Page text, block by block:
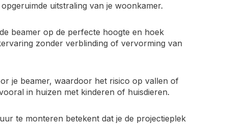
uitstraling van je woonkamer.
beamer op de perfecte hoogte en hoek
zonder verblinding of vervorming van
je beamer, waardoor het risico op vallen of
in huizen met kinderen of huisdieren.
te monteren betekent dat je de projectieplek